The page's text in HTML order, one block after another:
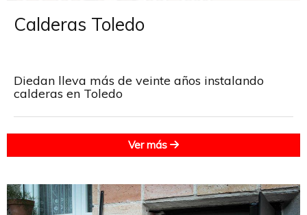
Calderas Toledo
Diedan lleva más de veinte años instalando
calderas en Toledo
Ver más